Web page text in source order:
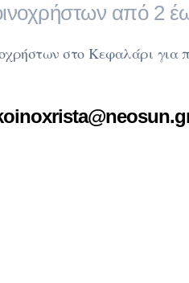
από 2
στο Κεφαλάρι για